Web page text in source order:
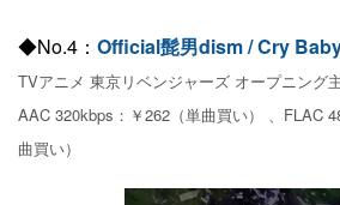
◆No.4： Official髭男dism / Cry
TVアニメ 東京リベンジャーズ オープニング
AAC 320kbps：￥262（単曲買い） 、FLAC
曲買い）